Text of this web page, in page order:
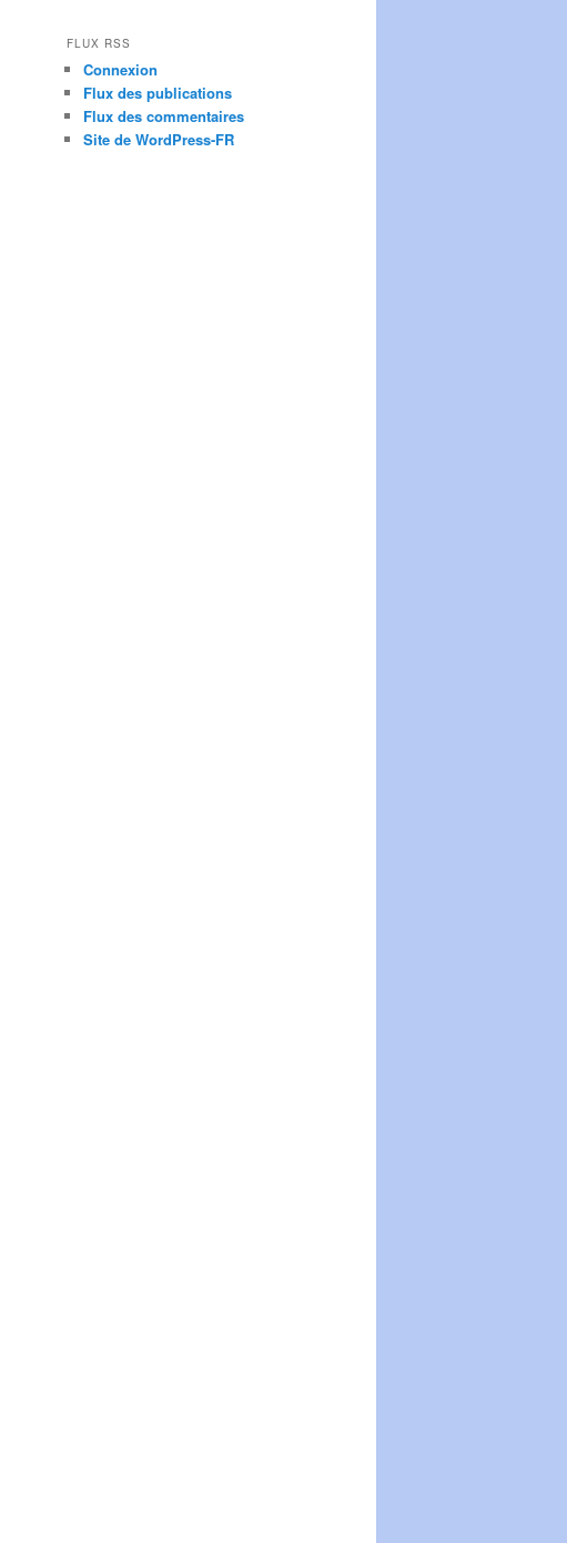
FLUX RSS
Connexion
Flux des publications
Flux des commentaires
Site de WordPress-FR